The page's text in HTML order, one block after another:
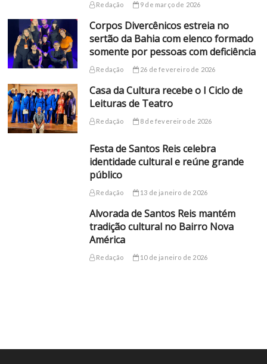
Redação 9 de março de 2026
Corpos Divercênicos estreia no
sertão da Bahia com elenco formado
somente por pessoas com deficiência
Redação 26 de fevereiro de 2026
Casa da Cultura recebe o I Ciclo de
Leituras de Teatro
Redação 8 de fevereiro de 2026
Festa de Santos Reis celebra
identidade cultural e reúne grande
público
Redação 13 de janeiro de 2026
Alvorada de Santos Reis mantém
tradição cultural no Bairro Nova
América
Redação 10 de janeiro de 2026